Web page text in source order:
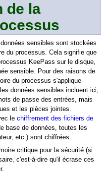
de la
sensibles sont stockées
du processus. Cela signifie que
KeePass sur le disque,
sensible. Pour des raisons de
du processus s'applique
données sensibles incluent ici,
de passe des entrées, mais
et les pièces jointes.
le chiffrement des fichiers de
base de données, toutes les
etc.) sont chiffrées.
critique pour la sécurité (si
c'est-à-dire qu'il écrase ces